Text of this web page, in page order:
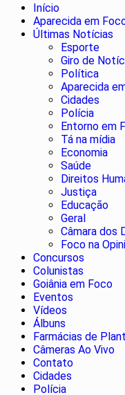
Início
Aparecida em
Últimas Notícias
Esporte
Giro de
Política
Aparecida
Cidades
Polícia
Entorno em
Tá na mídia
Economia
Saúde
Direitos
Justiça
Educação
Geral
Câmara dos
Foco na
Concursos
Colunistas
Goiânia em Foco
Eventos
Vídeos
Álbuns
Farmácias de
Câmeras Ao Vivo
Contato
Cidades
Polícia